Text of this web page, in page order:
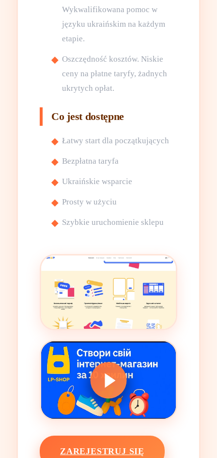
Wykwalifikowana pomoc w
języku ukraińskim na każdym
etapie.
Oszczędność kosztów. Niskie
ceny na płatne taryfy, żadnych
ukrytych opłat.
Co jest dostępne
Łatwy start dla początkujących
Bezpłatna taryfa
Ukraińskie wsparcie
Prosty w użyciu
Szybkie uruchomienie sklepu
ZAREJESTRUJ SIĘ